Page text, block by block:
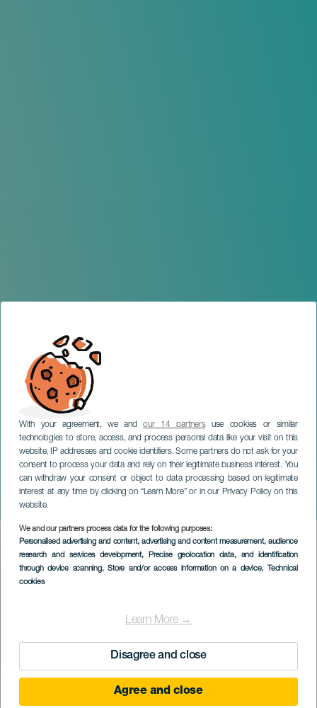
With your agreement, we andour 14 partnersuse cookies or similar
technologies to store, access, and process personal data like your visit on this
website, IP addresses and cookie identifiers. Some partners do not ask for your
consent to process your data and rely on their legitimate business interest. You
can withdraw your consent or object to data processing based on legitimate
interest at any time by clicking on “Learn More” or in our Privacy Policy on this
website.
We and our partners process data for the following purposes:
Personalised advertising and content, advertising and content measurement, audience
research and services development, Precise geolocation data, and identification
through device scanning, Store and/or access information on a device, Technical
cookies
Learn More →
Disagree and close
Agree and close
Die Jugoslawen
GRAN CANARIA
Imagen
Listado